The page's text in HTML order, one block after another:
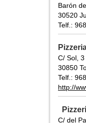
Barón
30520
Telf.:
C/ Sol, 3
30850
Telf.:
http://
C/ del